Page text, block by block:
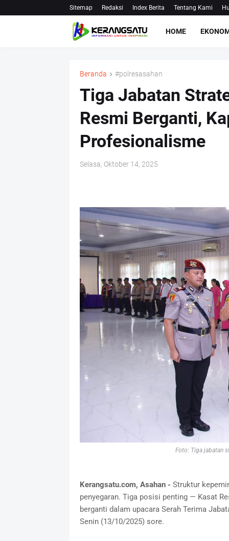
Sitemap Redaksi Index Berita Tentang Kami
HOME
Beranda #polresasahan
Tiga Jabatan
Resmi Berganti,
Profesionalisme
Selasa, Oktober 14, 2025
Foto: Tiga jabatan
Kerangsatu.com, Asahan - Struktur
penyegaran. Tiga posisi penting — Kasat
berganti dalam upacara Serah Terima
Senin (13/10/2025) sore.